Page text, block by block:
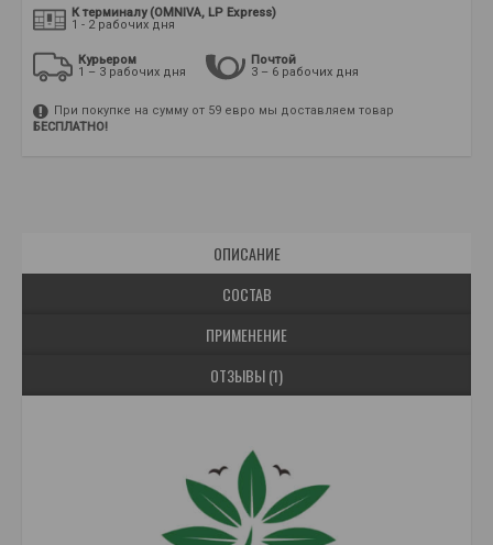
К терминалу (OMNIVA, LP Express)
1 - 2 рабочих дня
Курьером
1 – 3 рабочих дня
Почтой
3 – 6 рабочих дня
При покупке на сумму от 59 евро мы доставляем товар
БЕСПЛАТНО!
ОПИСАНИЕ
СОСТАВ
ПРИМЕНЕНИЕ
ОТЗЫВЫ (1)